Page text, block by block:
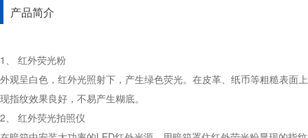
产品简介
1、 红外荧光粉
外观呈白色，红外光照射下，产生绿色荧光。在皮革、纸币等粗糙表面
现指纹效果良好，不易产生糊底。
2、 红外荧光拍照仪